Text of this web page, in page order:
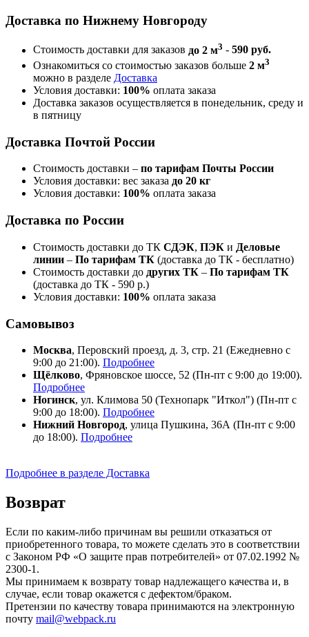
Доставка по Нижнему Новгороду
Стоимость доставки для заказов до 2 м3 - 590 руб.
Ознакомиться со стоимостью заказов больше 2 м3
можно в разделе Доставка
Условия доставки: 100% оплата заказа
Доставка заказов осуществляется в понедельник, среду и
в пятницу
Доставка Почтой России
Стоимость доставки – по тарифам Почты России
Условия доставки: вес заказа до 20 кг
Условия доставки: 100% оплата заказа
Доставка по России
Стоимость доставки до ТК СДЭК, ПЭК и Деловые
линии – По тарифам ТК (доставка до ТК - бесплатно)
Стоимость доставки до других ТК – По тарифам ТК
(доставка до ТК - 590 р.)
Условия доставки: 100% оплата заказа
Самовывоз
Москва, Перовский проезд, д. 3, стр. 21 (Ежедневно с
9:00 до 21:00). Подробнее
Щёлково, Фряновское шоссе, 52 (Пн-пт с 9:00 до 19:00).
Подробнее
Ногинск, ул. Климова 50 (​Технопарк "Иткол") (Пн-пт с
9:00 до 18:00). Подробнее
Нижний Новгород, улица Пушкина, 36А (Пн-пт с 9:00
до 18:00). Подробнее
Подробнее в разделе Доставка
Возврат
Если по каким-либо причинам вы решили отказаться от
приобретенного товара, то можете сделать это в соответствии
с Законом РФ «О защите прав потребителей» от 07.02.1992 №
2300-1.
Мы принимаем к возврату товар надлежащего качества и, в
случае, если товар окажется с дефектом/браком.
Претензии по качеству товара принимаются на электронную
почту mail@webpack.ru